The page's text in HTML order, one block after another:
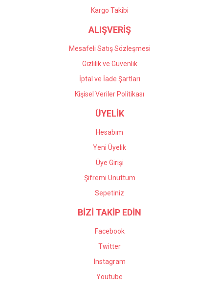
Gönder
Kargo Takibi
ALIŞVERİŞ
Mesafeli Satış Sözleşmesi
Gizlilik ve Güvenlik
İptal ve İade Şartları
Kişisel Veriler Politikası
ÜYELİK
Hesabım
Yeni Üyelik
Üye Girişi
Şifremi Unuttum
Sepetiniz
BİZİ TAKİP EDİN
Facebook
Twitter
Instagram
Youtube